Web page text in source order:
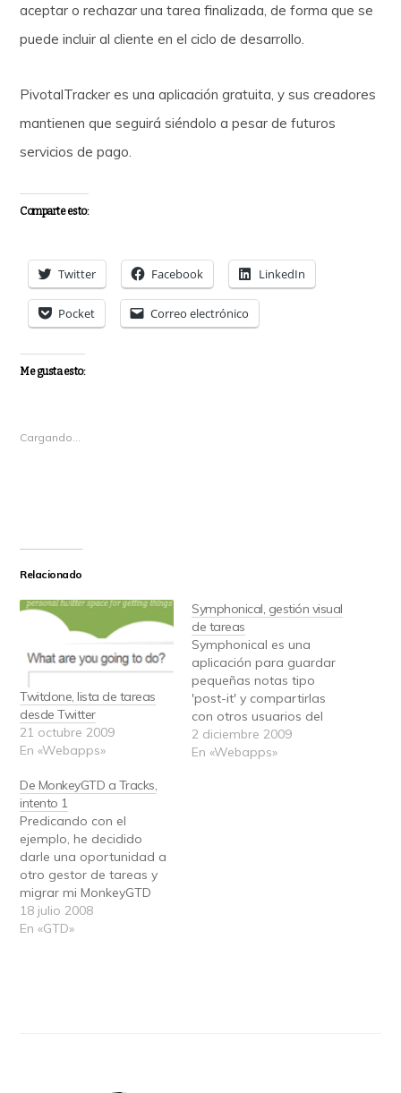
aceptar o rechazar una tarea finalizada, de forma que se
puede incluir al cliente en el ciclo de desarrollo.
PivotalTracker es una aplicación gratuita, y sus creadores
mantienen que seguirá siéndolo a pesar de futuros
servicios de pago.
Comparte esto:
Twitter Facebook LinkedIn
Pocket Correo electrónico
Me gusta esto:
Cargando...
Relacionado
Twitdone, lista de tareas
desde Twitter
21 octubre 2009
En «Webapps»
Symphonical, gestión visual
de tareas
Symphonical es una
aplicación para guardar
pequeñas notas tipo
'post-it' y compartirlas
con otros usuarios del
servicio. La ventaja de
Symphonical respecto
2 diciembre 2009
En «Webapps»
De MonkeyGTD a Tracks,
intento 1
Predicando con el
ejemplo, he decidido
darle una oportunidad a
otro gestor de tareas y
migrar mi MonkeyGTD
combinado con
tiddlyspot. Si la cosa no
18 julio 2008
En «GTD»